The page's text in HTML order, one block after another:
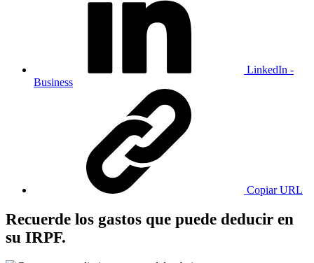
LinkedIn -
Business
Copiar URL
Recuerde los gastos que puede deducir en
su IRPF.